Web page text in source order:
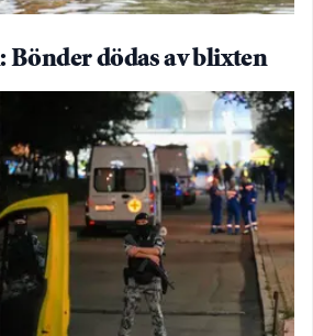
Bönder dödas av blixten